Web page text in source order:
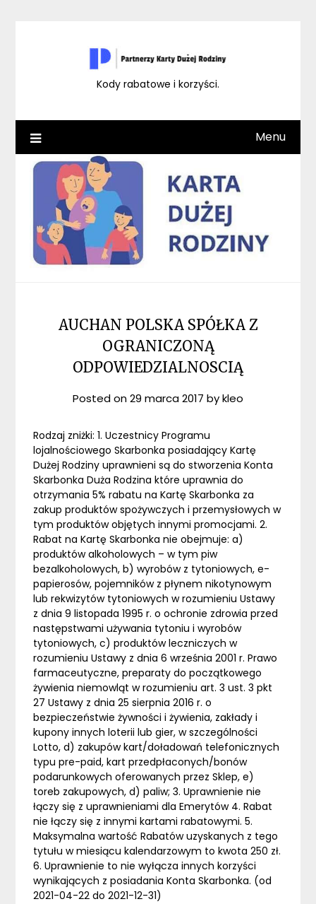
Kody rabatowe i korzyści.
Menu
AUCHAN POLSKA SPÓŁKA Z
OGRANICZONĄ
ODPOWIEDZIALNOSCIĄ
Posted on29 marca 2017 bykleo
Rodzaj zniżki: 1. Uczestnicy Programu
lojalnościowego Skarbonka posiadający Kartę
Dużej Rodziny uprawnieni są do stworzenia Konta
Skarbonka Duża Rodzina które uprawnia do
otrzymania 5% rabatu na Kartę Skarbonka za
zakup produktów spożywczych i przemysłowych w
tym produktów objętych innymi promocjami. 2.
Rabat na Kartę Skarbonka nie obejmuje: a)
produktów alkoholowych – w tym piw
bezalkoholowych, b) wyrobów z tytoniowych, e-
papierosów, pojemników z płynem nikotynowym
lub rekwizytów tytoniowych w rozumieniu Ustawy
z dnia 9 listopada 1995 r. o ochronie zdrowia przed
następstwami używania tytoniu i wyrobów
tytoniowych, c) produktów leczniczych w
rozumieniu Ustawy z dnia 6 września 2001 r. Prawo
farmaceutyczne, preparaty do początkowego
żywienia niemowląt w rozumieniu art. 3 ust. 3 pkt
27 Ustawy z dnia 25 sierpnia 2016 r. o
bezpieczeństwie żywności i żywienia, zakłady i
kupony innych loterii lub gier, w szczególności
Lotto, d) zakupów kart/doładowań telefonicznych
typu pre-paid, kart przedpłaconych/bonów
podarunkowych oferowanych przez Sklep, e)
toreb zakupowych, d) paliw; 3. Uprawnienie nie
łączy się z uprawnieniami dla Emerytów 4. Rabat
nie łączy się z innymi kartami rabatowymi. 5.
Maksymalna wartość Rabatów uzyskanych z tego
tytułu w miesiącu kalendarzowym to kwota 250 zł.
6. Uprawnienie to nie wyłącza innych korzyści
wynikających z posiadania Konta Skarbonka. (od
2021-04-22 do 2021-12-31)